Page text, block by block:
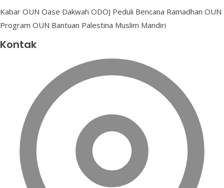
Kabar OUN Oase Dakwah ODOJ Peduli Bencana Ramadhan OUN
Program OUN Bantuan Palestina Muslim Mandiri
Kontak